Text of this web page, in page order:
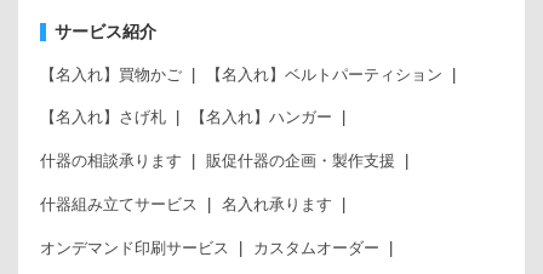
サービス紹介
【名入れ】買物かご 【名入れ】ベルトパーティション
【名入れ】さげ札 【名入れ】ハンガー
什器の相談承ります 販促什器の企画・製作支援
什器組み立てサービス 名入れ承ります
オンデマンド印刷サービス カスタムオーダー